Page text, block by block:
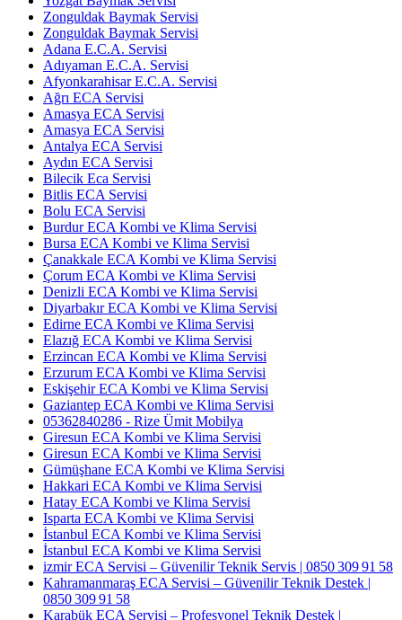
Zonguldak Baymak Servisi
Zonguldak Baymak Servisi
Adana E.C.A. Servisi
Adıyaman E.C.A. Servisi
Afyonkarahisar E.C.A. Servisi
Ağrı ECA Servisi
Amasya ECA Servisi
Amasya ECA Servisi
Antalya ECA Servisi
Aydın ECA Servisi
Bilecik Eca Servisi
Bitlis ECA Servisi
Bolu ECA Servisi
Burdur ECA Kombi ve Klima Servisi
Bursa ECA Kombi ve Klima Servisi
Çanakkale ECA Kombi ve Klima Servisi
Çorum ECA Kombi ve Klima Servisi
Denizli ECA Kombi ve Klima Servisi
Diyarbakır ECA Kombi ve Klima Servisi
Edirne ECA Kombi ve Klima Servisi
Elazığ ECA Kombi ve Klima Servisi
Erzincan ECA Kombi ve Klima Servisi
Erzurum ECA Kombi ve Klima Servisi
Eskişehir ECA Kombi ve Klima Servisi
Gaziantep ECA Kombi ve Klima Servisi
05362840286 - Rize Ümit Mobilya
Giresun ECA Kombi ve Klima Servisi
Giresun ECA Kombi ve Klima Servisi
Gümüşhane ECA Kombi ve Klima Servisi
Hakkari ECA Kombi ve Klima Servisi
Hatay ECA Kombi ve Klima Servisi
Isparta ECA Kombi ve Klima Servisi
İstanbul ECA Kombi ve Klima Servisi
İstanbul ECA Kombi ve Klima Servisi
izmir ECA Servisi – Güvenilir Teknik Servis | 0850 309 91 58
Kahramanmaraş ECA Servisi – Güvenilir Teknik Destek |
0850 309 91 58
Karabük ECA Servisi – Profesyonel Teknik Destek |